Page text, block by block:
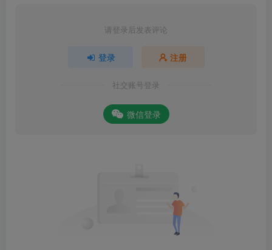
请登录后发表评论
登录 注册
社交账号登录
微信登录